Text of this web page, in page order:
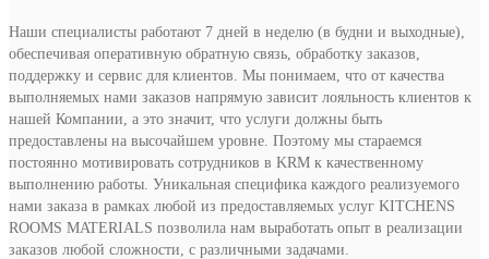
Наши специалисты работают 7 дней в неделю (в будни и выходные),
обеспечивая оперативную обратную связь, обработку заказов,
поддержку и сервис для клиентов. Мы понимаем, что от качества
выполняемых нами заказов напрямую зависит лояльность клиентов к
нашей Компании, а это значит, что услуги должны быть
предоставлены на высочайшем уровне. Поэтому мы стараемся
постоянно мотивировать сотрудников в KRM к качественному
выполнению работы. Уникальная специфика каждого реализуемого
нами заказа в рамках любой из предоставляемых услуг KITCHENS
ROOMS MATERIALS позволила нам выработать опыт в реализации
заказов любой сложности, с различными задачами.